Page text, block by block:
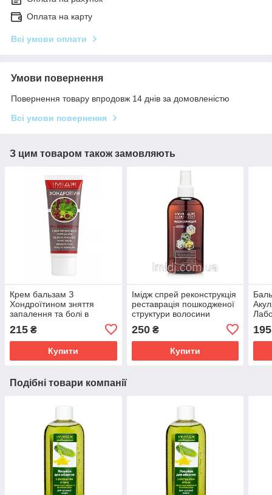
Оплата на карту
Всі умови оплати
Умови повернення
Повернення товару впродовж 14 днів за домовленістю
Всі умови повернення
З цим товаром також замовляють
Крем бальзам З
Хондроїтином зняття
запалення та болі в
суглобах, м'язах і хребті
Імідж Лабораторія
215 ₴
Купити
Імідж спрей реконструкція
реставрація пошкодженої
структури волосини
250₴
Купити
195
Подібні товари компанії